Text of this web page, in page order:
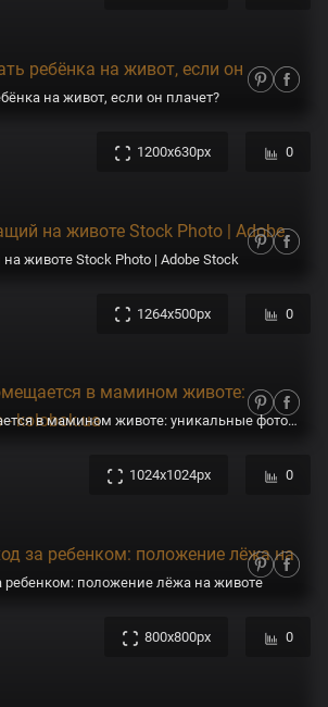
на живот, если он плачет?
1200x630px 0
животе Stock Photo | Adobe Stock
1264x500px 0
Как ребенок помещается в мамином животе: уникальные фото - kolobok.ua
1024x1024px 0
ребенком: положение лёжа на животе
800x800px 0